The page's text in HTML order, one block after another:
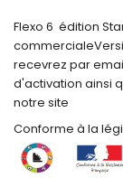
Flexo 6 édition
commerciale
recevrez par
d'activation ainsi
notre site​
Conforme à la